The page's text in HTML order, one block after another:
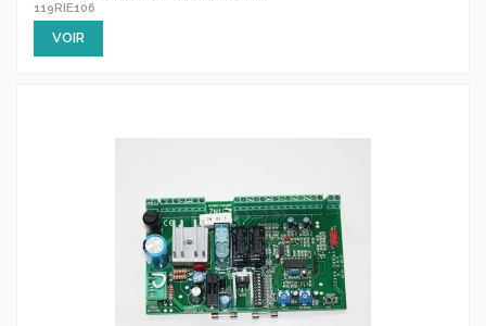
119RIE106
VOIR